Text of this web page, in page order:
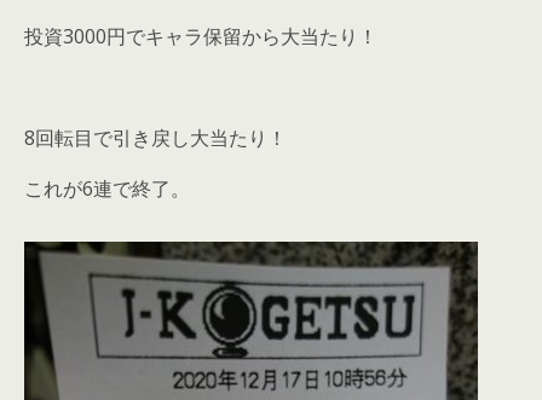
投資3000円でキャラ保留から大当たり！
8回転目で引き戻し大当たり！
これが6連で終了。